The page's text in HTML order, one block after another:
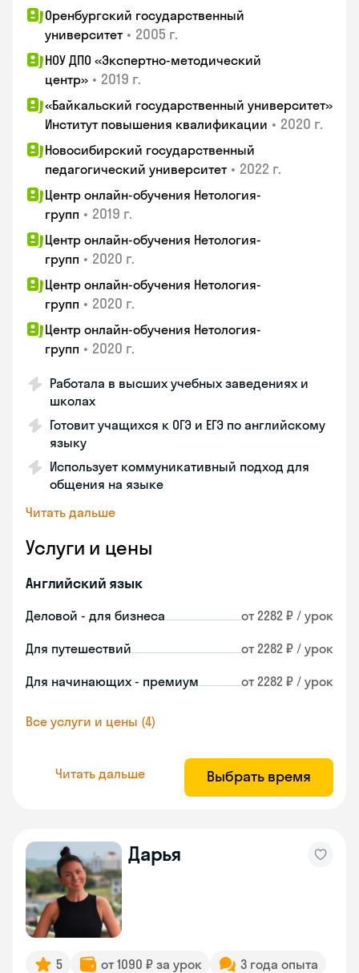
Оренбургский государственный
университет • 2005 г.
НОУ ДПО «Экспертно-методический
центр» • 2019 г.
«Байкальский государственный университет»
Институт повышения квалификации • 2020 г.
Новосибирский государственный
педагогический университет • 2022 г.
Центр онлайн-обучения Нетология-
групп • 2019 г.
Центр онлайн-обучения Нетология-
групп • 2020 г.
Центр онлайн-обучения Нетология-
групп • 2020 г.
Центр онлайн-обучения Нетология-
групп • 2020 г.
Работала в высших учебных заведениях и
школах
Готовит учащихся к ОГЭ и ЕГЭ по английскому
языку
Использует коммуникативный подход для
общения на языке
Читать дальше
Услуги и цены
Английский язык
Деловой - для бизнеса от 2282 ₽ / урок
Для путешествий от 2282 ₽ / урок
Для начинающих - премиум от 2282 ₽ / урок
Все услуги и цены (4)
Читать дальше Выбрать время
Дарья
5 от 1090 ₽ за урок
3 года опыта